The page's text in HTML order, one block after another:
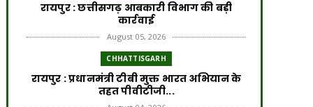
रायपुर : छत्तीसगढ़ आबकारी विभाग की बड़ी
कार्रवाई
August 05, 2026
CHHATTISGARH
रायपुर : प्रधानमंत्री टीबी मुक्त भारत अभियान के
तहत पीवीटीजी...